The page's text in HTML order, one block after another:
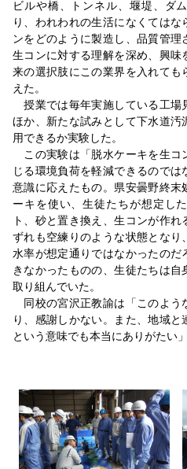
ビルや橋、トンネル、堰堤、ダ
り、われわれの生活になくては
ンをどのように製造し、品質管理
生コンに対する理解を深め、興
来の選択肢にこの業界を入れて
えた。
授業では毎年実施している工場
ほか、新たな試みとして下水道
用できるか実験した。
この実験は「脱水ケーキを生コ
じる環境負荷を軽減できるので
意識に応えたもの。県安曇野終末
ーキを使い、生徒たちが想定し
ト、砂と置き換え、生コンが作
ずれも空練りのような状態となり
水率が想定通りではなかったの
きなかったものの、生徒たちは
取り組んでいた。
同校の宮沢正教諭は「このよう
り、感謝しかない。また、地域と
という意味でも本当にありがたい